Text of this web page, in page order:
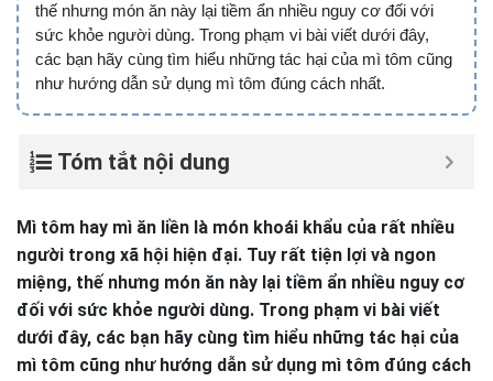
thế nhưng món ăn này lại tiềm ẩn nhiều nguy cơ đối với
sức khỏe người dùng. Trong phạm vi bài viết dưới đây,
các bạn hãy cùng tìm hiểu những tác hại của mì tôm cũng
như hướng dẫn sử dụng mì tôm đúng cách nhất.
Tóm tắt nội dung
Mì tôm hay mì ăn liền là món khoái khẩu của rất nhiều
người trong xã hội hiện đại. Tuy rất tiện lợi và ngon
miệng, thế nhưng món ăn này lại tiềm ẩn nhiều nguy cơ
đối với sức khỏe người dùng. Trong phạm vi bài viết
dưới đây, các bạn hãy cùng tìm hiểu những tác hại của
mì tôm cũng như hướng dẫn sử dụng mì tôm đúng cách